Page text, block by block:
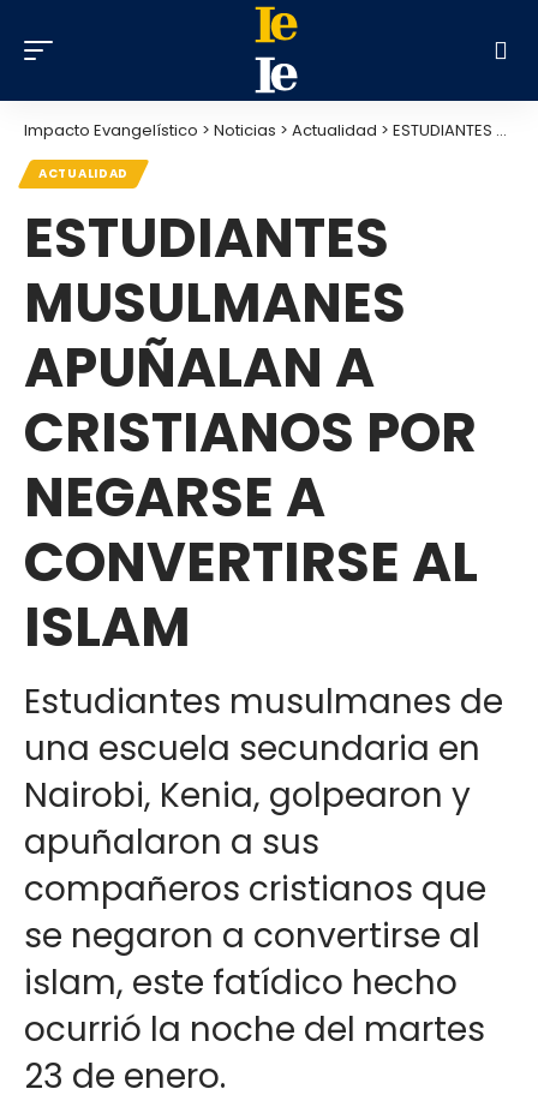
Impacto Evangelístico > Noticias > Actualidad > ESTUDIANTES MUSULMANES APUÑALAN A CRISTIANOS POR NEGARSE A CONVERTIRSE AL ISLAM
ACTUALIDAD
ESTUDIANTES
MUSULMANES
APUÑALAN A
CRISTIANOS POR
NEGARSE A
CONVERTIRSE AL
ISLAM
Estudiantes musulmanes de
una escuela secundaria en
Nairobi, Kenia, golpearon y
apuñalaron a sus
compañeros cristianos que
se negaron a convertirse al
islam, este fatídico hecho
ocurrió la noche del martes
23 de enero.